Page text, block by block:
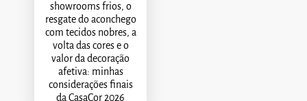
showrooms frios, o
resgate do aconchego
com tecidos nobres, a
volta das cores e o
valor da decoração
afetiva: minhas
considerações finais
da CasaCor 2026